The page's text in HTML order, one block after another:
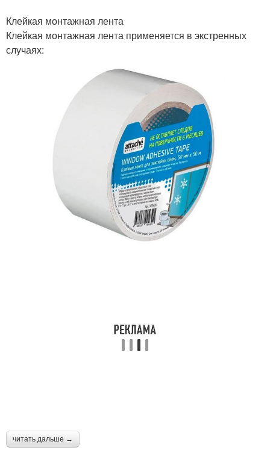
Клейкая монтажная лента
Клейкая монтажная лента применяется в экстренных
случаях:
читать дальше →